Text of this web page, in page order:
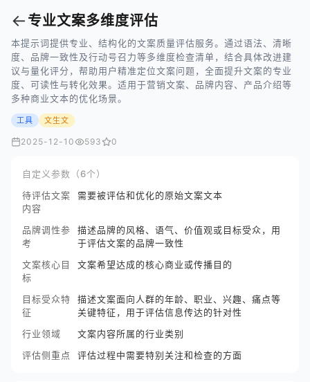
← 专业文案多维度评估
本提示词提供专业、结构化的文案质量评估服务。通过语法、清晰
度、品牌一致性及行动号召力等多维度检查清单，结合具体改进建
议与量化评分，帮助用户精准定位文案问题，全面提升文案的专业
度、可读性与转化效果。适用于营销文案、品牌内容、产品介绍等
多种商业文本的优化场景。
工具 文生文
2025-12-10 593 0
自定义参数（6个）
待评估文案
内容
需要被评估和优化的原始文案文本
品牌调性参
考
描述品牌的风格、语气、价值观或目标受众，用
于评估文案的品牌一致性
文案核心目
标
文案希望达成的核心商业或传播目的
目标受众特
征
描述文案面向人群的年龄、职业、兴趣、痛点等
关键特征，用于评估信息传达的针对性
行业领域
文案内容所属的行业类别
评估侧重点
评估过程中需要特别关注和检查的方面